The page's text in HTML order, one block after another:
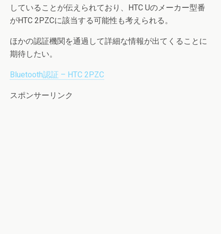
していることが伝えられており、HTC Uのメーカー型番
がHTC 2PZCに該当する可能性も考えられる。
ほかの認証機関を通過して詳細な情報が出てくることに
期待したい。
Bluetooth認証 – HTC 2PZC
スポンサーリンク